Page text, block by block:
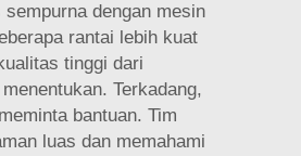
dengan mesin
rantai lebih kuat
tinggi dari
Terkadang,
bantuan. Tim
luas dan memahami